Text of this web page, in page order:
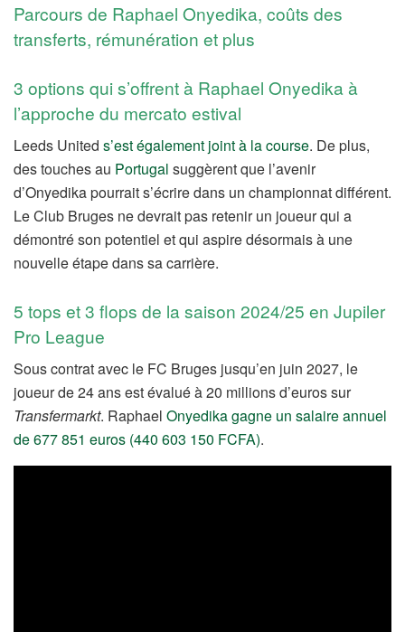
Parcours de Raphael Onyedika, coûts des
transferts, rémunération et plus
3 options qui s’offrent à Raphael Onyedika à
l’approche du mercato estival
Leeds United s’est également joint à la course. De plus,
des touches au Portugal suggèrent que l’avenir
d’Onyedika pourrait s’écrire dans un championnat différent.
Le Club Bruges ne devrait pas retenir un joueur qui a
démontré son potentiel et qui aspire désormais à une
nouvelle étape dans sa carrière.
5 tops et 3 flops de la saison 2024/25 en Jupiler
Pro League
Sous contrat avec le FC Bruges jusqu’en juin 2027, le
joueur de 24 ans est évalué à 20 millions d’euros sur
Transfermarkt. Raphael Onyedika gagne un salaire annuel
de 677 851 euros (440 603 150 FCFA).